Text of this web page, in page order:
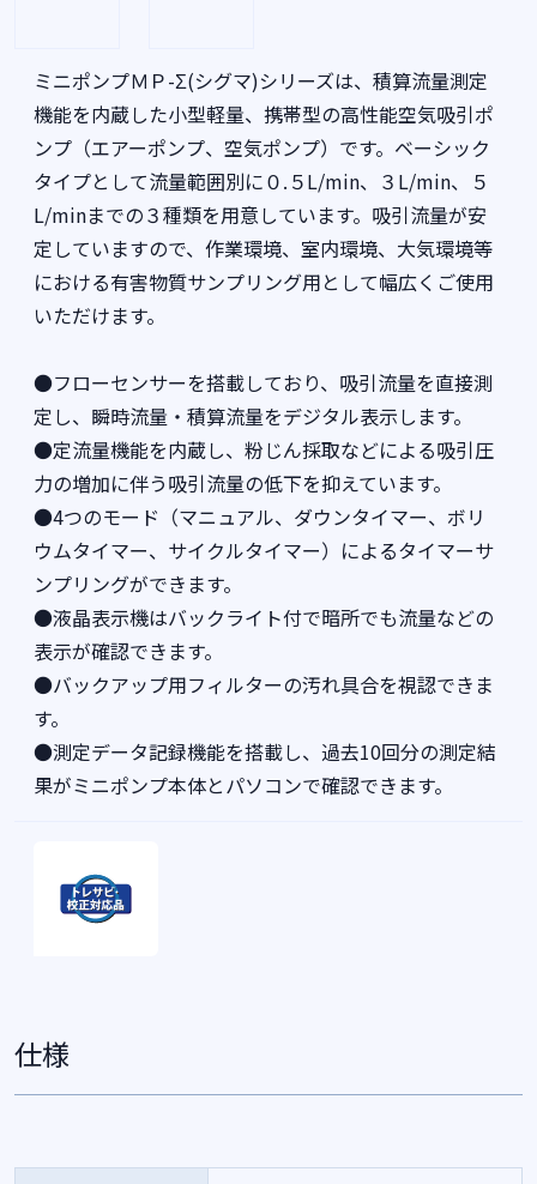
ミニポンプＭＰ-Σ(シグマ)シリーズは、積算流量測定
機能を内蔵した小型軽量、携帯型の高性能空気吸引ポ
ンプ（エアーポンプ、空気ポンプ）です。ベーシック
タイプとして流量範囲別に０.５L/min、３L/min、５
L/minまでの３種類を用意しています。吸引流量が安
定していますので、作業環境、室内環境、大気環境等
における有害物質サンプリング用として幅広くご使用
いただけます。
●フローセンサーを搭載しており、吸引流量を直接測
定し、瞬時流量・積算流量をデジタル表示します。
●定流量機能を内蔵し、粉じん採取などによる吸引圧
力の増加に伴う吸引流量の低下を抑えています。
●4つのモード（マニュアル、ダウンタイマー、ボリ
ウムタイマー、サイクルタイマー）によるタイマーサ
ンプリングができます。
●液晶表示機はバックライト付で暗所でも流量などの
表示が確認できます。
●バックアップ用フィルターの汚れ具合を視認できま
す。
●測定データ記録機能を搭載し、過去10回分の測定結
果がミニポンプ本体とパソコンで確認できます。
仕様